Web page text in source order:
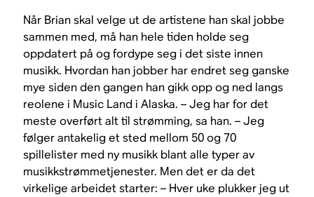
Når Brian skal velge ut de artistene han skal jobbe
sammen med, må han hele tiden holde seg
oppdatert på og fordype seg i det siste innen
musikk. Hvordan han jobber har endret seg ganske
mye siden den gangen han gikk opp og ned langs
reolene i Music Land i Alaska. – Jeg har for det
meste overført alt til strømming, sa han. – Jeg
følger antakelig et sted mellom 50 og 70
spillelister med ny musikk blant alle typer av
musikkstrømmetjenester. Men det er da det
virkelige arbeidet starter: – Hver uke plukker jeg ut